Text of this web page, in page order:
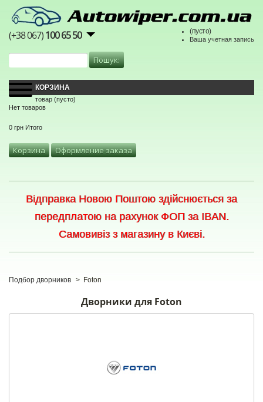
(+38 067)100 65 50 (пусто)
Ваша учетная запись
КОРЗИНА
товар (пусто)
Нет товаров
0 грн Итого
Корзина Оформление заказа
Відправка Новою Поштою здійснюється за
передплатою на рахунок ФОП за IBAN.
Самовивіз з магазину в Києві.
Подбор дворников > Foton
Дворники для Foton